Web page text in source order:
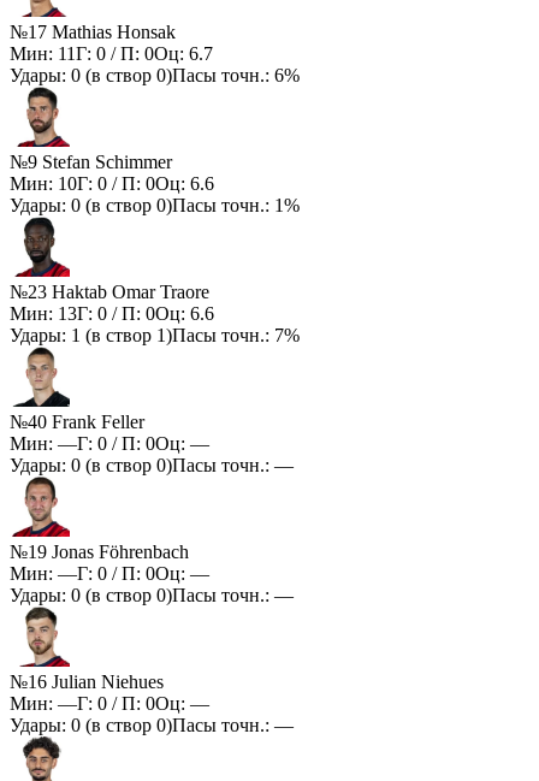
№17 Mathias Honsak
Мин: 11Г: 0 / П: 0Оц: 6.7
Удары: 0 (в створ 0)Пасы точн.: 6%
№9 Stefan Schimmer
Мин: 10Г: 0 / П: 0Оц: 6.6
Удары: 0 (в створ 0)Пасы точн.: 1%
№23 Haktab Omar Traore
Мин: 13Г: 0 / П: 0Оц: 6.6
Удары: 1 (в створ 1)Пасы точн.: 7%
№40 Frank Feller
Мин: —Г: 0 / П: 0Оц: —
Удары: 0 (в створ 0)Пасы точн.: —
№19 Jonas Föhrenbach
Мин: —Г: 0 / П: 0Оц: —
Удары: 0 (в створ 0)Пасы точн.: —
№16 Julian Niehues
Мин: —Г: 0 / П: 0Оц: —
Удары: 0 (в створ 0)Пасы точн.: —